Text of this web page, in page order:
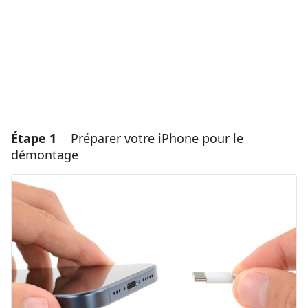
Étape 1
Préparer votre iPhone pour le
démontage